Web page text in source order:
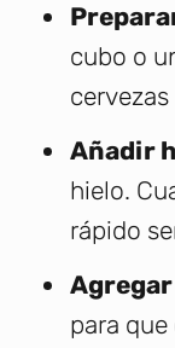
cubo o
Añadir
hielo.
rápido
Agregar
para